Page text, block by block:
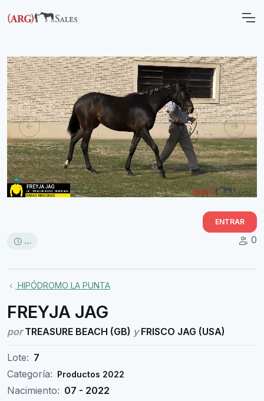
ENTRAR
... 0
HIPÓDROMO LA PUNTA
FREYJA JAG
porTREASURE BEACH (GB) yFRISCO JAG (USA)
Lote: 7
Categoría: Productos 2022
Nacimiento: 07 - 2022